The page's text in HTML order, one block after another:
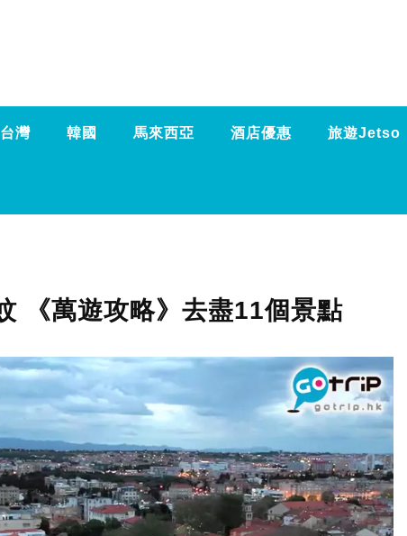
台灣 韓國 馬來西亞 酒店優惠 旅遊Jetso
《萬遊攻略》去盡11個景點